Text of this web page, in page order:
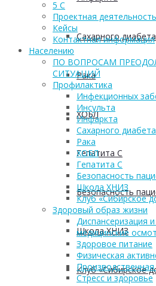
Сахарного диабета
Рака
ХОБЛ
Гепатита С
Безопасность
Школа ХНИЗ
Клуб «Сибирское
5 С
Проектная деятельность
Кейсы
Контактная информация
Населению
ПО ВОПРОСАМ
СИТУАЦИЙ
Профилактика
Инфекционных
Инсульта
Инфаркта
Сахарного диабета
Рака
ХОБЛ
Гепатита С
Безопасность
Школа ХНИЗ
Клуб «Сибирское
Здоровый образ жизни
Диспансеризация
медицинские
Здоровое питание
Физическая
Производственная
Стресс и здоровье